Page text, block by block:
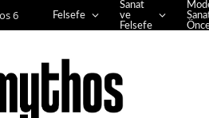
6 Felsefe
Sanat
ve
Felsefe